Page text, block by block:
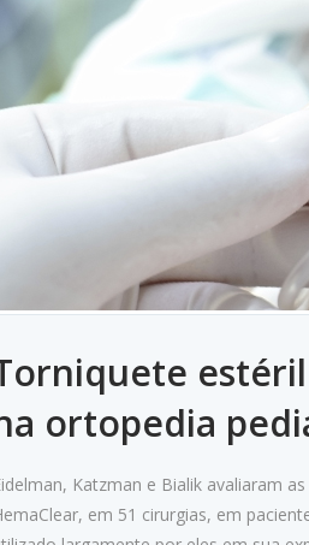
ortopedia
Katzman e Bialik avaliaram
em 51 cirurgias, em